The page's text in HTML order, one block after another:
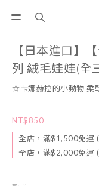
【日本進口】
列 絨毛娃娃(全
☆卡娜赫拉的小動物 柔
NT$850
全店，滿$1,500免運
全店，滿$2,000免運